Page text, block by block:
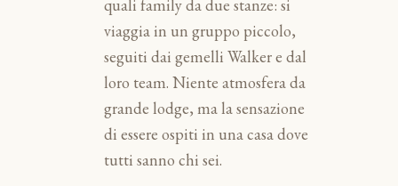
quali family da due stanze: si
viaggia in un gruppo piccolo,
seguiti dai gemelli Walker e dal
loro team. Niente atmosfera da
grande lodge, ma la sensazione
di essere ospiti in una casa dove
tutti sanno chi sei.